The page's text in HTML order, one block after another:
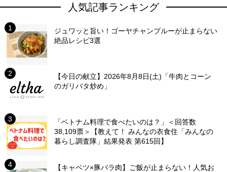
人気記事ランキング
ジュワッと旨い！ゴーヤチャンプルーが止まらない
絶品レシピ3選
【今日の献立】2026年8月8日(土)「牛肉とコーン
のガリバタ炒め」
「ベトナム料理で食べたいのは？」＜回答数
38,109票＞【教えて！ みんなの衣食住「みんなの
暮らし調査隊」結果発表 第615回】
【キャベツ×豚バラ肉】ご飯が止まらない！人気お